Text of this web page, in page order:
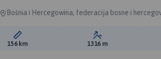
Bośnia i Hercegowina, federacija bosne i
Długość trasy:
156 km Suma przewyższeń:
1316 m